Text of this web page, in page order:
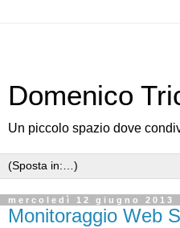
Domenico
Un piccolo spazio dove
mercoledì 12 giugno 2013
Monitoraggio Web